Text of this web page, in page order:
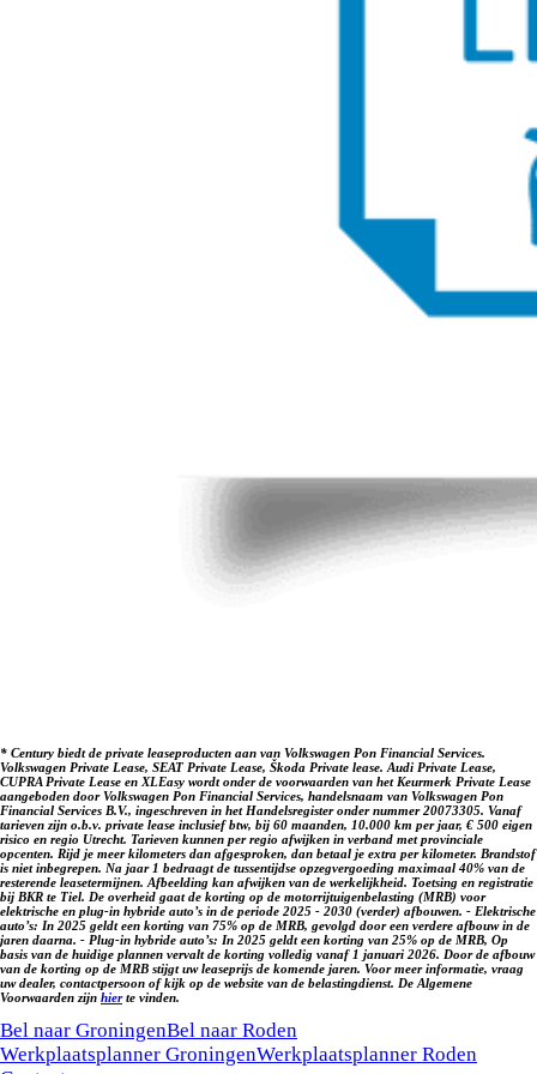
maandbedrag van een Privé Plan tot wel € 100 lager uitvallen
dan een Private Lease abonnement. Bij een Privé Plan wordt u
premiebescherming en tot 5 jaar aankoopwaarderegeling.
Schadeherstel vindt, zonder eigen risico (behalve bij
ruitvervanging), via de dealer plaats met 100% originele
onderdelen. Bij schadeherstel, diefstal of total loss kunt u
rekenen op vervangend vervoer. Zo bent u altijd verzekerd van
Disclaimer: LET OP: Getoonde afbeeldingen kunnen afwijken
van de daadwerkelijke voorraadauto. Hier kunnen geen
rechten aan worden ontleend. Vraag onze verkoopadviseurs
naar specificaties van deze auto.
* Century biedt de private leaseproducten aan van Volkswagen Pon Financial Services.
Volkswagen Private Lease, SEAT Private Lease, Škoda Private lease. Audi Private Lease,
CUPRA Private Lease en XLEasy wordt onder de voorwaarden van het Keurmerk Private Lease
aangeboden door Volkswagen Pon Financial Services, handelsnaam van Volkswagen Pon
Financial Services B.V., ingeschreven in het Handelsregister onder nummer 20073305. Vanaf
tarieven zijn o.b.v. private lease inclusief btw, bij 60 maanden, 10.000 km per jaar, € 500 eigen
risico en regio Utrecht. Tarieven kunnen per regio afwijken in verband met provinciale
opcenten. Rijd je meer kilometers dan afgesproken, dan betaal je extra per kilometer. Brandstof
is niet inbegrepen. Na jaar 1 bedraagt de tussentijdse opzegvergoeding maximaal 40% van de
resterende leasetermijnen. Afbeelding kan afwijken van de werkelijkheid. Toetsing en registratie
bij BKR te Tiel. De overheid gaat de korting op de motorrijtuigenbelasting (MRB) voor
elektrische en plug-in hybride auto’s in de periode 2025 - 2030 (verder) afbouwen. - Elektrische
auto’s: In 2025 geldt een korting van 75% op de MRB, gevolgd door een verdere afbouw in de
jaren daarna. - Plug-in hybride auto’s: In 2025 geldt een korting van 25% op de MRB, Op
basis van de huidige plannen vervalt de korting volledig vanaf 1 januari 2026. Door de afbouw
van de korting op de MRB stijgt uw leaseprijs de komende jaren. Voor meer informatie, vraag
uw dealer, contactpersoon of kijk op de website van de belastingdienst. De Algemene
Voorwaarden zijn hierte vinden.
Bel naar GroningenBel naar Roden
Werkplaatsplanner GroningenWerkplaatsplanner Roden